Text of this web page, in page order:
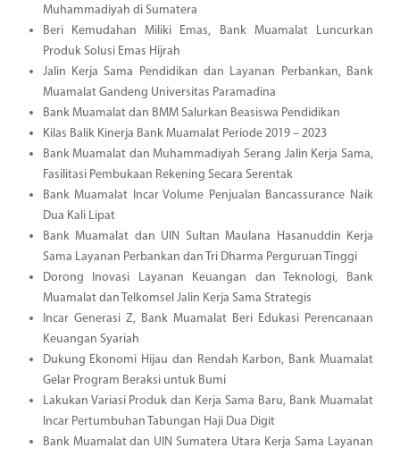
Muhammadiyah di Sumatera
Beri Kemudahan Miliki Emas, Bank Muamalat Luncurkan
Produk Solusi Emas Hijrah
Jalin Kerja Sama Pendidikan dan Layanan Perbankan, Bank
Muamalat Gandeng Universitas Paramadina
Bank Muamalat dan BMM Salurkan Beasiswa Pendidikan
Kilas Balik Kinerja Bank Muamalat Periode 2019 – 2023
Bank Muamalat dan Muhammadiyah Serang Jalin Kerja Sama,
Fasilitasi Pembukaan Rekening Secara Serentak
Bank Muamalat Incar Volume Penjualan Bancassurance Naik
Dua Kali Lipat
Bank Muamalat dan UIN Sultan Maulana Hasanuddin Kerja
Sama Layanan Perbankan dan Tri Dharma Perguruan Tinggi
Dorong Inovasi Layanan Keuangan dan Teknologi, Bank
Muamalat dan Telkomsel Jalin Kerja Sama Strategis
Incar Generasi Z, Bank Muamalat Beri Edukasi Perencanaan
Keuangan Syariah
Dukung Ekonomi Hijau dan Rendah Karbon, Bank Muamalat
Gelar Program Beraksi untuk Bumi
Lakukan Variasi Produk dan Kerja Sama Baru, Bank Muamalat
Incar Pertumbuhan Tabungan Haji Dua Digit
Bank Muamalat dan UIN Sumatera Utara Kerja Sama Layanan